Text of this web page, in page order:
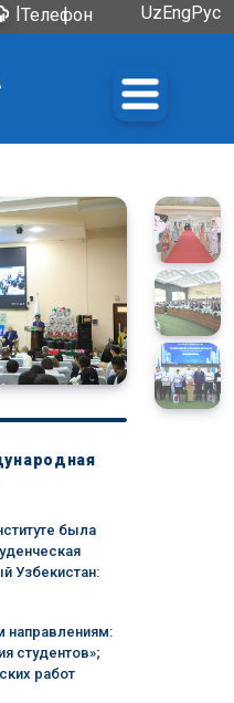
|Телефон
UzEngРус
была
Узбекистан:
направлениям:
студентов»;
работ